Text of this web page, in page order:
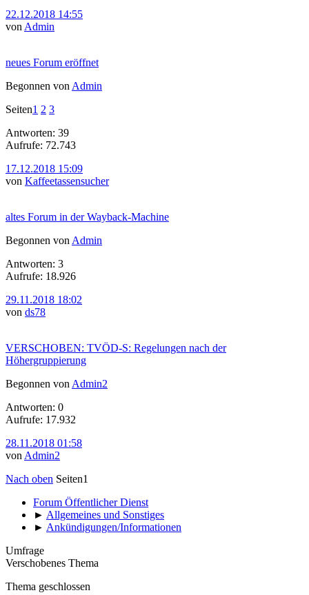
22.12.2018 14:55
von Admin
neues Forum eröffnet
Begonnen von Admin
Seiten1 2 3
Antworten: 39
Aufrufe: 72.743
17.12.2018 15:09
von Kaffeetassensucher
altes Forum in der Wayback-Machine
Begonnen von Admin
Antworten: 3
Aufrufe: 18.926
29.11.2018 18:02
von ds78
VERSCHOBEN: TVÖD-S: Regelungen nach der
Höhergruppierung
Begonnen von Admin2
Antworten: 0
Aufrufe: 17.932
28.11.2018 01:58
von Admin2
Nach oben Seiten1
Forum Öffentlicher Dienst
► Allgemeines und Sonstiges
► Ankündigungen/Informationen
Umfrage
Verschobenes Thema
Thema geschlossen